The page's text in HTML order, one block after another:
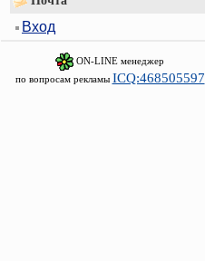
Вход
ON-LINE менеджер
по вопросам рекламы ICQ:468505597